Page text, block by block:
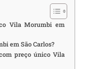
Vila Morumbi em
em São Carlos?
preço único Vila